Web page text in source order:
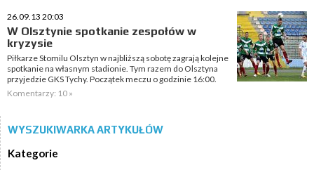
26.09.13 20:03
W Olsztynie spotkanie zespołów w
kryzysie
Piłkarze Stomilu Olsztyn w najbliższą sobotę zagrają kolejne
spotkanie na własnym stadionie. Tym razem do Olsztyna
przyjedzie GKS Tychy. Początek meczu o godzinie 16:00.
Komentarzy: 10 »
WYSZUKIWARKA ARTYKUŁÓW
Kategorie